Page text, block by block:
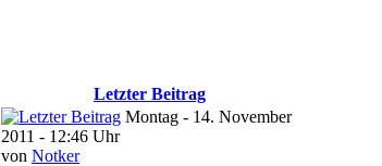
Letzter Beitrag
Montag - 14. November
2011 - 12:46 Uhr
von Notker